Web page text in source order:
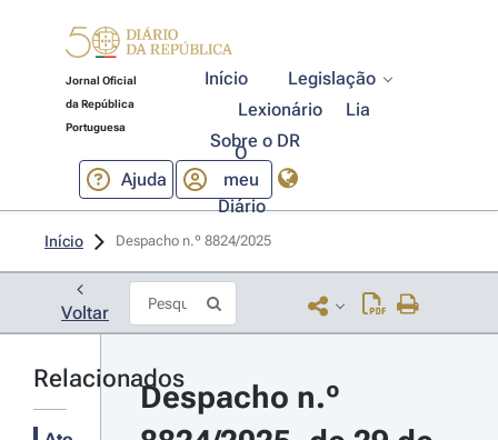
Jornal Oficial
da República
Portuguesa
Início
Legislação
Lexionário
Lia
Sobre o DR
Ajuda
O
meu
Diário
Início Despacho n.º 8824/2025
Voltar
Relacionados
Despacho n.º